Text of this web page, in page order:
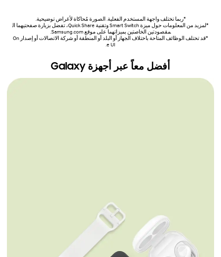
*ربما تختلف واجهة المستخدم الفعلية. الصورة مُحاكاة لأغراض توضيحية.
*لمزيد من المعلومات حول ميزة Smart Switch وتقنية Quick Share، تفضل بزيارة صفحتيهما ال
مقصودتين الخاصتين بميزاتهما على موقع Samsung.com.
*قد تختلف الوظائف المتاحة باختلاف الجهاز أو البلد أو المنطقة أو شركة الاتصالات أو إصدار On
e UI.
أفضل معاً عبر أجهزة Galaxy